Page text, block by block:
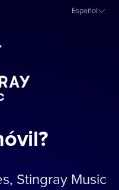
Español
Stingray Music